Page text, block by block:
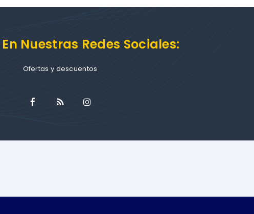
Nuestras Redes Sociales:
Ofertas y descuentos